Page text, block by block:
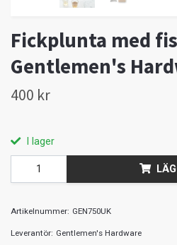
Fickplunta med
Gentlemen's
400 kr
I lager
Artikelnummer: GEN750UK
Leverantör: Gentlemen's Hardware